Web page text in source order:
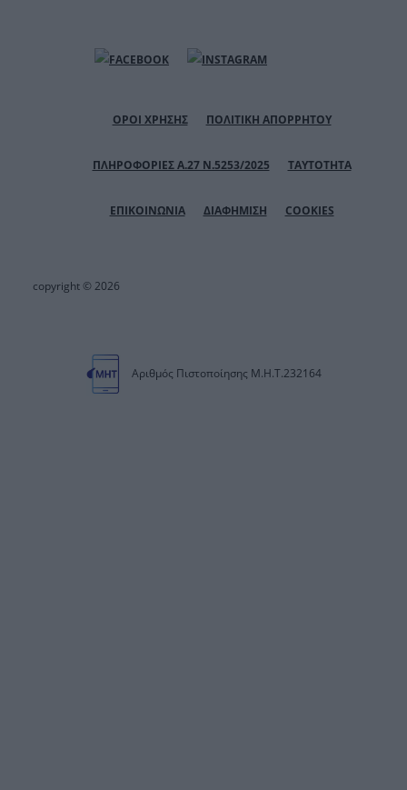
ΟΡΟΙ ΧΡΗΣΗΣ ΠΟΛΙΤΙΚΗ ΑΠΟΡΡΗΤΟΥ
ΠΛΗΡΟΦΟΡΙΕΣ Α.27 Ν.5253/2025 ΤΑΥΤΟΤΗΤΑ
ΕΠΙΚΟΙΝΩΝΙΑ ΔΙΑΦΗΜΙΣΗ COOKIES
copyright © 2026
Αριθμός Πιστοποίησης Μ.Η.Τ.232164